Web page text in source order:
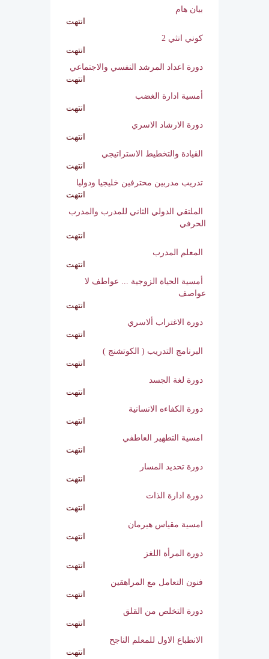
توظيف التقنية ايجابيا مع
كوني انثى 2
انتهت
اختبار للكورسات فقط
50
الجلسة التدربية عش الزوجية
انتهت
بيان هام
انتهت
كوني انثي 2
انتهت
دورة اعداد المرشد النفسي والاجتماعي
دورة الارشاد الاسري
انتهت
تدريب مدربين محترفين خليجيا ودوليا
الملتقي الدولي الثاني للمدرب والمدرب
عواصف
انتهت
دورة الاغتراب ألاسري
انتهت
البرنامج التدريب ( الكوتشنج )
انتهت
دورة لغة الجسد
انتهت
دورة الكفاءه الانسانية
انتهت
امسية التطهير العاطفي
انتهت
دورة تحديد المسار
انتهت
دورة ادارة الذات